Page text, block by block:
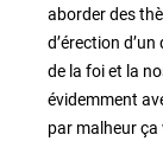
aborder des
d’érection
de la foi et la
évidemment
par malheur ça